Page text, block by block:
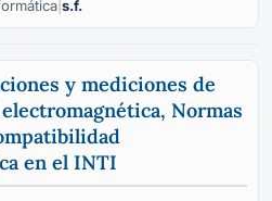
s.f.
y mediciones de
Normas
en el INTI